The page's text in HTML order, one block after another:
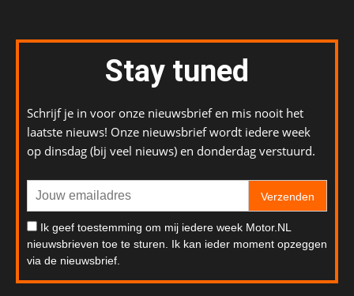
Stay tuned
Schrijf je in voor onze nieuwsbrief en mis nooit het
laatste nieuws! Onze nieuwsbrief wordt iedere week
op dinsdag (bij veel nieuws) en donderdag verstuurd.
Verzenden
Ik geef toestemming om mij iedere week Motor.NL
nieuwsbrieven toe te sturen. Ik kan ieder moment opzeggen
via de nieuwsbrief.